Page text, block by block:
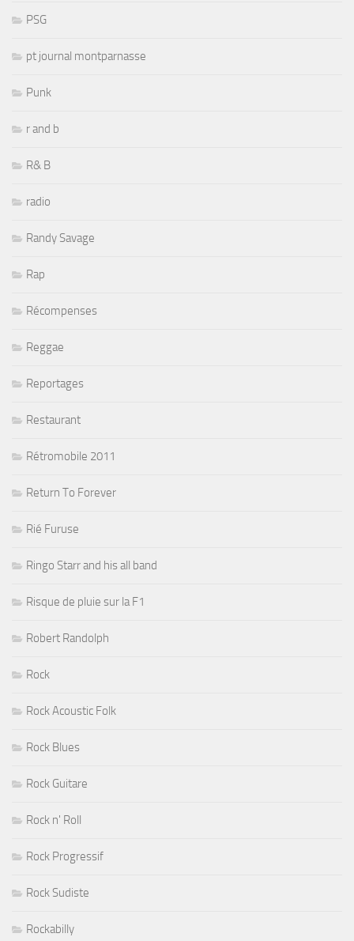
PSG
pt journal montparnasse
Punk
r and b
R& B
radio
Randy Savage
Rap
Récompenses
Reggae
Reportages
Restaurant
Rétromobile 2011
Return To Forever
Rié Furuse
Ringo Starr and his all band
Risque de pluie sur la F1
Robert Randolph
Rock
Rock Acoustic Folk
Rock Blues
Rock Guitare
Rock n' Roll
Rock Progressif
Rock Sudiste
Rockabilly